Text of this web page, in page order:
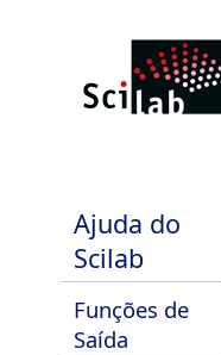
Ajuda do
Scilab
Funções de
Saída